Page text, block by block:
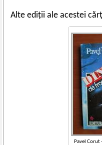
Alte ediții ale acestei
Pavel Corut